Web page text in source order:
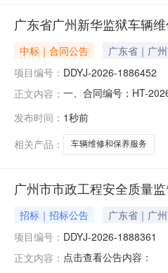
广东省广州新华监狱车辆
中标｜合同公告 广东省｜广
项目编号： DDYJ-2026-1886452
正文内容： 一、合同编号：HT-
系方式：020-
发布时间： 1秒前
相关产品：
车辆维修和保养服务
广州市市政工程安全质量
招标｜招标公告 广东省｜广
项目编号： DDYJ-2026-1888361
正文内容： 点击查看公告内容：